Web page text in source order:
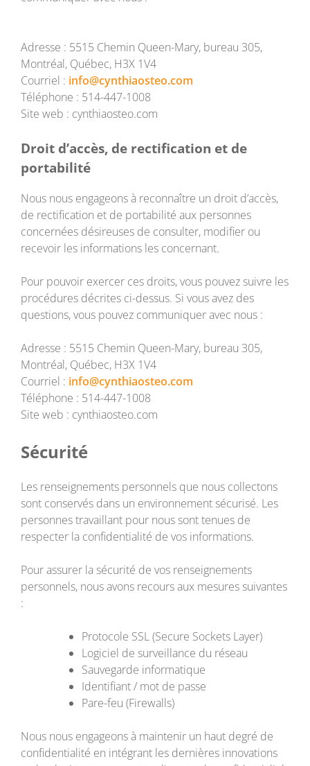
Adresse : 5515 Chemin Queen-Mary, bureau 305,
Montréal, Québec, H3X 1V4
Courriel : info@cynthiaosteo.com
Téléphone : 514-447-1008
Site web : cynthiaosteo.com
Droit d’accès, de rectification et de
portabilité
Nous nous engageons à reconnaître un droit d’accès,
de rectification et de portabilité aux personnes
concernées désireuses de consulter, modifier ou
recevoir les informations les concernant.
Pour pouvoir exercer ces droits, vous pouvez suivre les
procédures décrites ci-dessus. Si vous avez des
questions, vous pouvez communiquer avec nous :
Adresse : 5515 Chemin Queen-Mary, bureau 305,
Montréal, Québec, H3X 1V4
Courriel : info@cynthiaosteo.com
Téléphone : 514-447-1008
Site web : cynthiaosteo.com
Sécurité
Les renseignements personnels que nous collectons
sont conservés dans un environnement sécurisé. Les
personnes travaillant pour nous sont tenues de
respecter la confidentialité de vos informations.
Pour assurer la sécurité de vos renseignements
personnels, nous avons recours aux mesures suivantes
:
Protocole SSL (Secure Sockets Layer)
Logiciel de surveillance du réseau
Sauvegarde informatique
Identifiant / mot de passe
Pare-feu (Firewalls)
Nous nous engageons à maintenir un haut degré de
confidentialité en intégrant les dernières innovations